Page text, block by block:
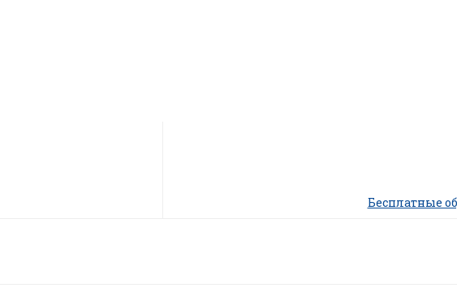
Бесплатные